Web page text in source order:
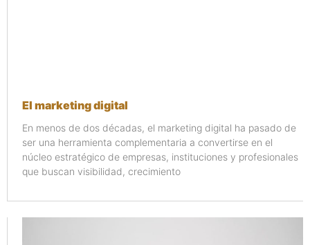
El marketing digital
En menos de dos décadas, el marketing digital ha pasado de
ser una herramienta complementaria a convertirse en el
núcleo estratégico de empresas, instituciones y profesionales
que buscan visibilidad, crecimiento